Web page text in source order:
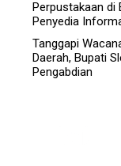
Perpustakaan di
Penyedia
Tanggapi
Daerah, Bupati
Pengabdian